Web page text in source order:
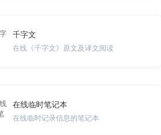
千字文
在线《千字文》原文及译文阅读
在线临时笔记本
在线临时记录信息的笔记本